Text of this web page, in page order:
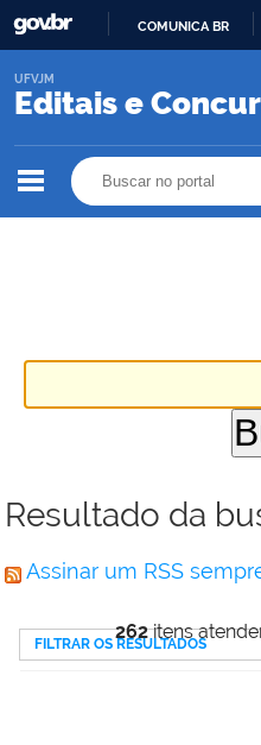
COMUNICA BR
Editais e
UFVJM
Resultado da
Assinar um RSS
262itens
FILTRAR OS RESULTADOS